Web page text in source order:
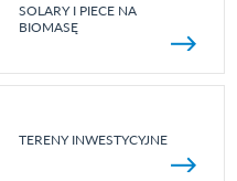
SOLARY I PIECE NA
BIOMASĘ
TERENY INWESTYCYJNE